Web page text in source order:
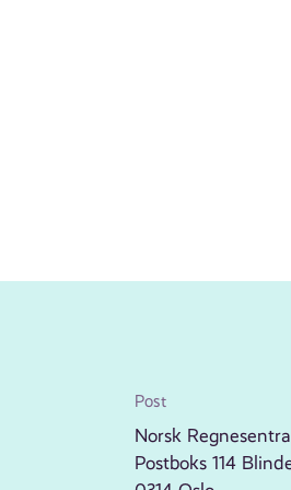
Post
Norsk
Postboks 114